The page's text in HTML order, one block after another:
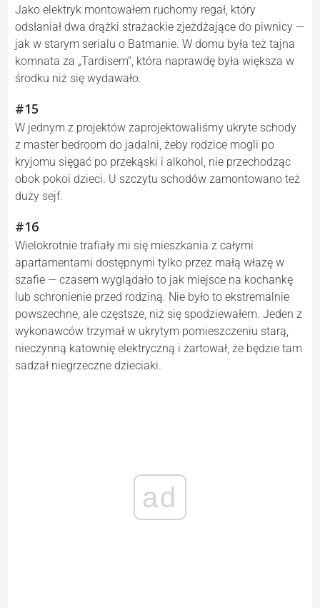
Jako elektryk montowałem ruchomy regał, który
odsłaniał dwa drążki strażackie zjeżdżające do piwnicy —
jak w starym serialu o Batmanie. W domu była też tajna
komnata za „Tardisem”, która naprawdę była większa w
środku niż się wydawało.
#15
W jednym z projektów zaprojektowaliśmy ukryte schody
z master bedroom do jadalni, żeby rodzice mogli po
kryjomu sięgać po przekąski i alkohol, nie przechodząc
obok pokoi dzieci. U szczytu schodów zamontowano też
duży sejf.
#16
Wielokrotnie trafiały mi się mieszkania z całymi
apartamentami dostępnymi tylko przez małą włazę w
szafie — czasem wyglądało to jak miejsce na kochankę
lub schronienie przed rodziną. Nie było to ekstremalnie
powszechne, ale częstsze, niż się spodziewałem. Jeden z
wykonawców trzymał w ukrytym pomieszczeniu starą,
nieczynną katownię elektryczną i żartował, że będzie tam
sadzał niegrzeczne dzieciaki.
ad